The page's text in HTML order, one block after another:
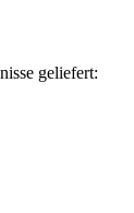
geliefert: